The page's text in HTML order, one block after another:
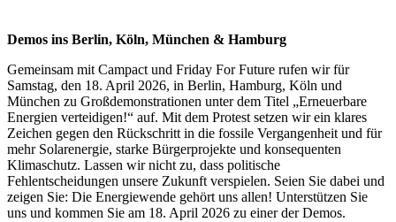
Demos ins Berlin, Köln, München & Hamburg
Gemeinsam mit Campact und Friday For Future rufen wir für
Samstag, den 18. April 2026, in Berlin, Hamburg, Köln und
München zu Großdemonstrationen unter dem Titel „Erneuerbare
Energien verteidigen!“ auf. Mit dem Protest setzen wir ein klares
Zeichen gegen den Rückschritt in die fossile Vergangenheit und für
mehr Solarenergie, starke Bürgerprojekte und konsequenten
Klimaschutz. Lassen wir nicht zu, dass politische
Fehlentscheidungen unsere Zukunft verspielen. Seien Sie dabei und
zeigen Sie: Die Energiewende gehört uns allen! Unterstützen Sie
uns und kommen Sie am 18. April 2026 zu einer der Demos.